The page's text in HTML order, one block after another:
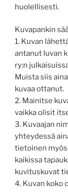
huolellisesti.
Kuvapankin
1. Kuvan
antanut luvan
ry:n
Muista siis
kuvaa ottanut.
2. Mainitse
vaikka olisit
3. Kuvaajan
yhteydessä
tietoinen myös
kaikissa
kuvituskuvat
4. Kuvan koko